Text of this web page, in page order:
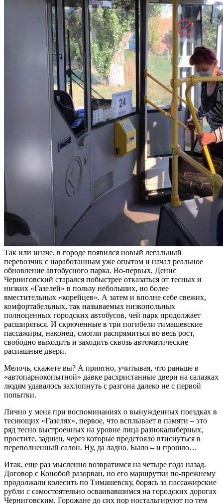
Так или иначе, в городе появился новый легальный
перевозчик с наработанным уже опытом и начал реальное
обновление автобусного парка. Во-первых, Денис
Черниговский старался побыстрее отказаться от тесных и
низких «Газелей» в пользу небольших, но более
вместительных «корейцев». А затем и вполне себе свежих,
комфортабельных, так называемых низкопольных
полноценных городских автобусов, чей парк продолжает
расширяться. И скрюченные в три погибели тимашевские
пассажиры, наконец, смогли распрямиться во весь рост,
свободно выходить и заходить сквозь автоматические
распашные двери.
Мелочь, скажете вы? А приятно, учитывая, что раньше в
«автопарнокопытной» давке расхристанные двери на салазках
людям удавалось захлопнуть с разгона далеко не с первой
попытки.
Лично у меня при воспоминаниях о вынужденных поездках в
теснющих «Газелях», первое, что всплывает в памяти – это
ряд тесно выстроенных на уровне лица разнокалиберных,
простите, задниц, через которые предстояло втиснуться в
переполненный салон. Ну, да ладно. Было – и прошло…
Итак, еще раз мысленно возвратимся на четыре года назад.
Договор с Конобой разорван, но его маршрутки по-прежнему
продолжали колесить по Тимашевску, борясь за пассажирские
рубли с самостоятельно осваивавшимся на городских дорогах
Черниговским. Горожане до сих пор ностальгируют по тем